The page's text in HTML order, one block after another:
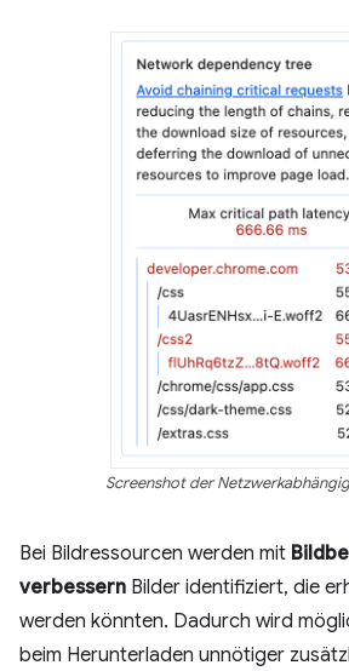
Screenshot der
Bei Bildressourcen werden mit
verbessern Bilder identifiziert, die
werden könnten. Dadurch wird
beim Herunterladen unnötiger